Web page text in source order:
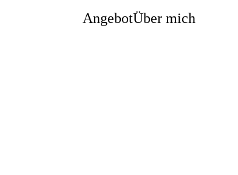
AngebotÜber mich